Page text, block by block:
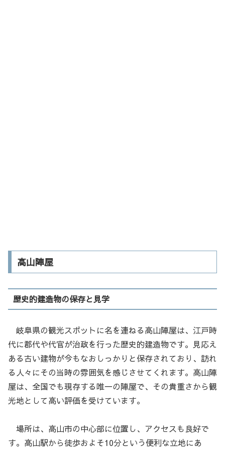
高山陣屋
歴史的建造物の保存と見学
岐阜県の観光スポットに名を連ねる高山陣屋は、江戸時
代に郡代や代官が治政を行った歴史的建造物です。見応え
ある古い建物が今もなおしっかりと保存されており、訪れ
る人々にその当時の雰囲気を感じさせてくれます。高山陣
屋は、全国でも現存する唯一の陣屋で、その貴重さから観
光地として高い評価を受けています。
場所は、高山市の中心部に位置し、アクセスも良好で
す。高山駅から徒歩およそ10分という便利な立地にあ